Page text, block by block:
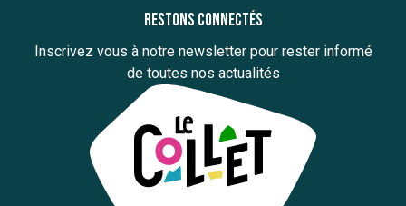
Restons connectés
Inscrivez vous à notre newsletter pour rester informé
de toutes nos actualités